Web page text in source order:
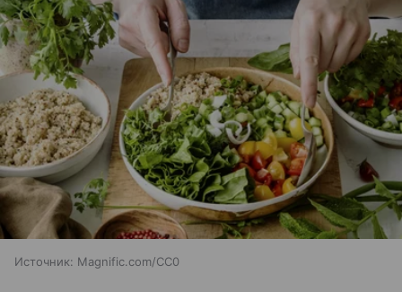
Источник: Magnific.com/CC0